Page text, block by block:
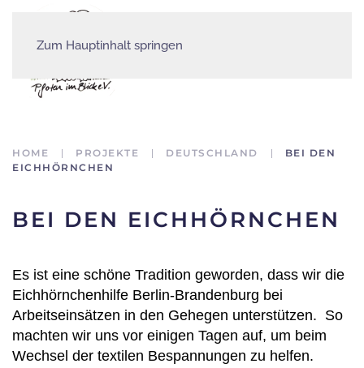
Zum Hauptinhalt springen
HOME PROJEKTE DEUTSCHLAND
BEI DEN
EICHHÖRNCHEN
BEI DEN EICHHÖRNCHEN
Es ist eine schöne Tradition geworden, dass wir die
Eichhörnchenhilfe Berlin-Brandenburg bei
Arbeitseinsätzen in den Gehegen unterstützen. So
machten wir uns vor einigen Tagen auf, um beim
Wechsel der textilen Bespannungen zu helfen.